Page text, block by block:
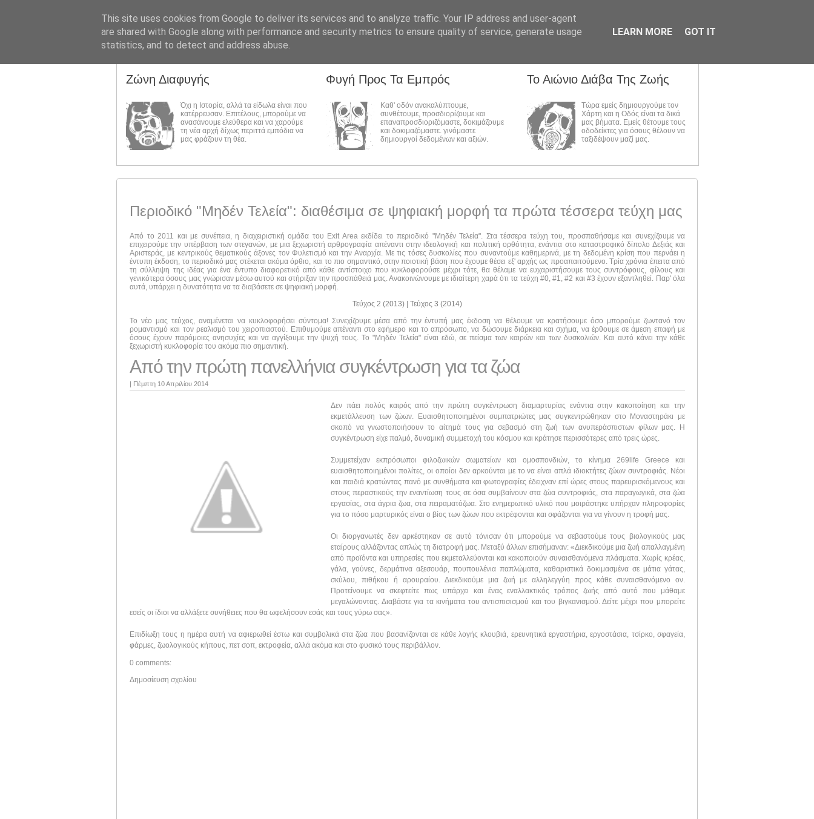
Ζώνη Διαφυγής
Όχι η Ιστορία, αλλά τα είδωλα είναι που
κατέρρευσαν. Επιτέλους, μπορούμε να
ανασάνουμε ελεύθερα και να χαρούμε
τη νέα αρχή δίχως περιττά εμπόδια να
μας φράζουν τη θέα.
Φυγή Προς Τα Εμπρός
Καθ' οδόν ανακαλύπτουμε,
συνθέτουμε, προσδιορίζουμε και
επαναπροσδιοριζόμαστε, δοκιμάζουμε
και δοκιμαζόμαστε. γινόμαστε
δημιουργοί δεδομένων και αξιών.
Το Αιώνιο Διάβα Της Ζωής
Τώρα εμείς δημιουργούμε τον
Χάρτη και η Οδός είναι τα δικά
μας βήματα. Εμείς θέτουμε τους
οδοδείκτες για όσους θέλουν να
ταξιδέψουν μαζί μας.
Περιοδικό "Μηδέν Τελεία": διαθέσιμα σε ψηφιακή μορφή τα πρώτα τέσσερα τεύχη μας
Από το 2011 και με συνέπεια, η διαχειριστική ομάδα του Exit Area εκδίδει το περιοδικό "Μηδέν Τελεία". Στα τέσσερα τεύχη του, προσπαθήσαμε και συνεχίζουμε να
επιχειρούμε την υπέρβαση των στεγανών, με μια ξεχωριστή αρθρογραφία απέναντι στην ιδεολογική και πολιτική ορθότητα, ενάντια στο καταστροφικό δίπολο Δεξιάς και
Αριστεράς, με κεντρικούς θεματικούς άξονες τον Φυλετισμό και την Αναρχία. Με τις τόσες δυσκολίες που συναντούμε καθημερινά, με τη δεδομένη κρίση που περνάει η
έντυπη έκδοση, το περιοδικό μας στέκεται ακόμα όρθιο, και το πιο σημαντικό, στην ποιοτική βάση που έχουμε θέσει εξ' αρχής ως προαπαιτούμενο. Τρία χρόνια έπειτα από
τη σύλληψη της ιδέας για ένα έντυπο διαφορετικό από κάθε αντίστοιχο που κυκλοφορούσε μέχρι τότε, θα θέλαμε να ευχαριστήσουμε τους συντρόφους, φίλους και
γενικότερα όσους μας γνώρισαν μέσω αυτού και στήριξαν την προσπάθειά μας. Ανακοινώνουμε με ιδιαίτερη χαρά ότι τα τεύχη #0, #1, #2 και #3 έχουν εξαντληθεί. Παρ' όλα
αυτά, υπάρχει η δυνατότητα να τα διαβάσετε σε ψηφιακή μορφή.
Τεύχος 2 (2013) | Τεύχος 3 (2014)
Το νέο μας τεύχος, αναμένεται να κυκλοφορήσει σύντομα! Συνεχίζουμε μέσα από την έντυπή μας έκδοση να θέλουμε να κρατήσουμε όσο μπορούμε ζωντανό τον
ρομαντισμό και τον ρεαλισμό του χειροπιαστού. Επιθυμούμε απέναντι στο εφήμερο και το απρόσωπο, να δώσουμε διάρκεια και σχήμα, να έρθουμε σε άμεση επαφή με
όσους έχουν παρόμοιες ανησυχίες και να αγγίξουμε την ψυχή τους. Το "Μηδέν Τελεία" είναι εδώ, σε πείσμα των καιρών και των δυσκολιών. Και αυτό κάνει την κάθε
ξεχωριστή κυκλοφορία του ακόμα πιο σημαντική.
Από την πρώτη πανελλήνια συγκέντρωση για τα ζώα
| Πέμπτη 10 Απριλίου 2014
Δεν πάει πολύς καιρός από την πρώτη συγκέντρωση διαμαρτυρίας ενάντια στην κακοποίηση και την
εκμετάλλευση των ζώων. Ευαισθητοποιημένοι συμπατριώτες μας συγκεντρώθηκαν στο Μοναστηράκι με
σκοπό να γνωστοποιήσουν το αίτημά τους για σεβασμό στη ζωή των ανυπεράσπιστων φίλων μας. Η
συγκέντρωση είχε παλμό, δυναμική συμμετοχή του κόσμου και κράτησε περισσότερες από τρεις ώρες.
Συμμετείχαν εκπρόσωποι φιλοζωικών σωματείων και ομοσπονδιών, το κίνημα 269life Greece και
ευαισθητοποιημένοι πολίτες, οι οποίοι δεν αρκούνται με το να είναι απλά ιδιοκτήτες ζώων συντροφιάς. Νέοι
και παιδιά κρατώντας πανό με συνθήματα και φωτογραφίες έδειχναν επί ώρες στους παρευρισκόμενους και
στους περαστικούς την εναντίωση τους σε όσα συμβαίνουν στα ζώα συντροφιάς, στα παραγωγικά, στα ζώα
εργασίας, στα άγρια ζωα, στα πειραματόζωα. Στο ενημερωτικό υλικό που μοιράστηκε υπήρχαν πληροφορίες
για το πόσο μαρτυρικός είναι ο βίος των ζώων που εκτρέφονται και σφάζονται για να γίνουν η τροφή μας.
Οι διοργανωτές δεν αρκέστηκαν σε αυτό τόνισαν ότι μπορούμε να σεβαστούμε τους βιολογικούς μας
εταίρους αλλάζοντας απλώς τη διατροφή μας. Μεταξύ άλλων επισήμαναν: «Διεκδικούμε μια ζωή απαλλαγμένη
από προϊόντα και υπηρεσίες που εκμεταλλεύονται και κακοποιούν συναισθανόμενα πλάσματα. Χωρίς κρέας,
γάλα, γούνες, δερμάτινα αξεσουάρ, πουπουλένια παπλώματα, καθαριστικά δοκιμασμένα σε μάτια γάτας,
σκύλου, πιθήκου ή αρουραίου. Διεκδικούμε μια ζωή με αλληλεγγύη προς κάθε συναισθανόμενο ον.
Προτείνουμε να σκεφτείτε πως υπάρχει και ένας εναλλακτικός τρόπος ζωής από αυτό που μάθαμε
μεγαλώνοντας. Διαβάστε για τα κινήματα του αντισπισισμού και του βιγκανισμού. Δείτε μέχρι που μπορείτε
εσείς οι ίδιοι να αλλάξετε συνήθειες που θα ωφελήσουν εσάς και τους γύρω σας».
Επιδίωξη τους η ημέρα αυτή να αφιερωθεί έστω και συμβολικά στα ζώα που βασανίζονται σε κάθε λογής κλουβιά, ερευνητικά εργαστήρια, εργοστάσια, τσίρκο, σφαγεία,
φάρμες, ζωολογικούς κήπους, πετ σοπ, εκτροφεία, αλλά ακόμα και στο φυσικό τους περιβάλλον.
0 comments:
Δημοσίευση σχολίου
This site uses cookies from Google to deliver its services and to analyze traffic. Your IP address and user-agent
are shared with Google along with performance and security metrics to ensure quality of service, generate usage
statistics, and to detect and address abuse.
LEARN MORE GOT IT